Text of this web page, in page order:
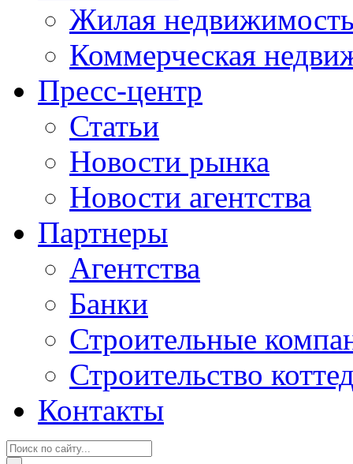
Жилая
Коммерческая
Пресс-центр
Статьи
Новости рынка
Новости агентства
Партнеры
Агентства
Банки
Строительные
Строительство
Контакты